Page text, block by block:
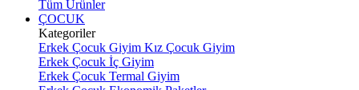
Tüm Ürünler
ÇOCUK
Kategoriler
Erkek Çocuk Giyim Kız Çocuk Giyim
Erkek Çocuk İç Giyim
Erkek Çocuk Termal Giyim